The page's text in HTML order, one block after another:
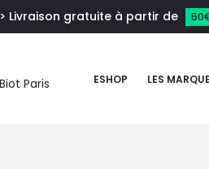
> Livraison gratuite à partir de
ESHOP LES